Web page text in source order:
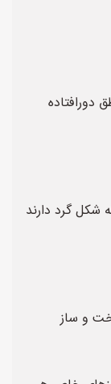
دورافتاده
شکل گرد دارند
و ساز